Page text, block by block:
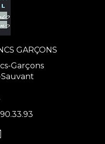
GARÇONS
Garçons
Sauvant